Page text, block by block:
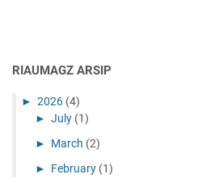
RIAUMAGZ ARSIP
► 2026 (4)
► July (1)
► March (2)
► February (1)